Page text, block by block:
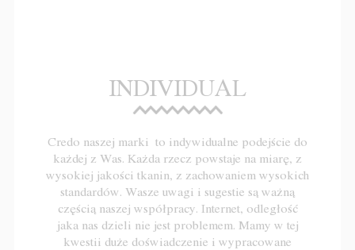
INDIVIDUAL
Credo naszej marki to indywidualne podejście do
każdej z Was. Każda rzecz powstaje na miarę, z
wysokiej jakości tkanin, z zachowaniem wysokich
standardów. Wasze uwagi i sugestie są ważną
częścią naszej współpracy. Internet, odległość
jaka nas dzieli nie jest problemem. Mamy w tej
kwestii duże doświadczenie i wypracowane